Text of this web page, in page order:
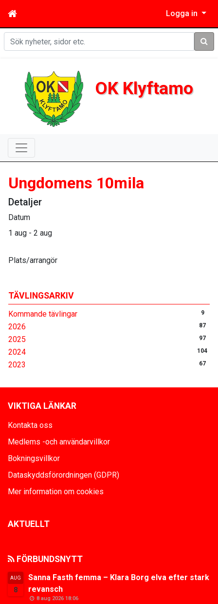
Logga in
Sök
OK Klyftamo
TÄVLINGSARKIV
Kommande tävlingar 9
2026 87
2025 97
2024 104
2023 67
Ungdomens 10mila
Detaljer
Datum
1 aug - 2 aug
Plats/arrangör
VIKTIGA LÄNKAR
Kontakta oss
Medlems -och användarvillkor
Bokningsvillkor
Dataskyddsförordningen (GDPR)
Mer information om cookies
AKTUELLT
FÖRBUNDSNYTT
AUG
8
Sanna Fasth femma – Klara Borg elva efter stark
revansch
8 aug 2026 18:06